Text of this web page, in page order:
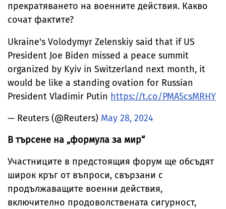
прекратяването на военните действия. Какво
сочат фактите?
Ukraine's Volodymyr Zelenskiy said that if US
President Joe Biden missed a peace summit
organized by Kyiv in Switzerland next month, it
would be like a standing ovation for Russian
President Vladimir Putin https://t.co/PMA5csMRHY
— Reuters (@Reuters) May 28, 2024
В търсене на „формула за мир“
Участниците в предстоящия форум ще обсъдят
широк кръг от въпроси, свързани с
продължаващите военни действия,
включително продоволствената сигурност,